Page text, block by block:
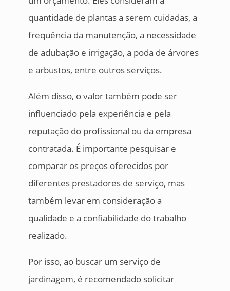
quantidade de plantas a serem cuidadas, a
frequência da manutenção, a necessidade
de adubação e irrigação, a poda de árvores
e arbustos, entre outros serviços.
Além disso, o valor também pode ser
influenciado pela experiência e pela
reputação do profissional ou da empresa
contratada. É importante pesquisar e
comparar os preços oferecidos por
diferentes prestadores de serviço, mas
também levar em consideração a
qualidade e a confiabilidade do trabalho
realizado.
Por isso, ao buscar um serviço de
jardinagem, é recomendado solicitar